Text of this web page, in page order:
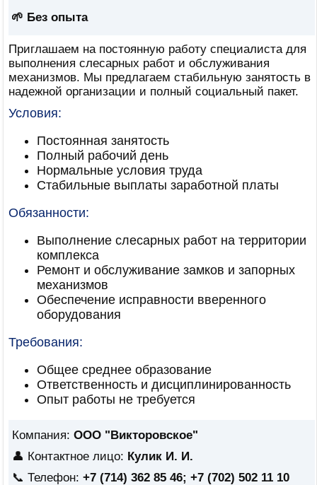
🌱 Без опыта
Приглашаем на постоянную работу специалиста для
выполнения слесарных работ и обслуживания
механизмов. Мы предлагаем стабильную занятость в
надежной организации и полный социальный пакет.
Условия:
Постоянная занятость
Полный рабочий день
Нормальные условия труда
Стабильные выплаты заработной платы
Обязанности:
Выполнение слесарных работ на территории
комплекса
Ремонт и обслуживание замков и запорных
механизмов
Обеспечение исправности вверенного
оборудования
Требования:
Общее среднее образование
Ответственность и дисциплинированность
Опыт работы не требуется
Компания: ООО "Викторовское"
👤 Контактное лицо: Кулик И. И.
📞 Телефон: +7 (714) 362 85 46; +7 (702) 502 11 10